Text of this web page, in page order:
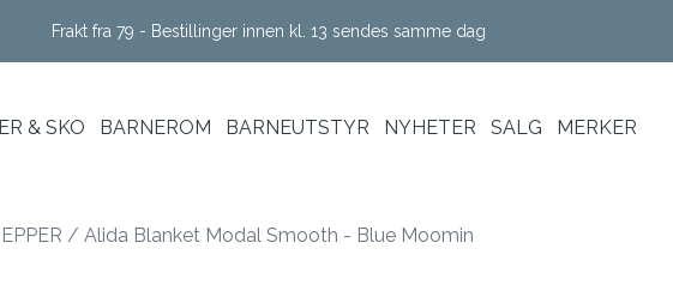
Frakt fra 79 - Bestillinger innen kl. 13 sendes samme dag
& SKO BARNEROM BARNEUTSTYR NYHETER SALG MERKER
/ Alida Blanket Modal Smooth - Blue Moomin